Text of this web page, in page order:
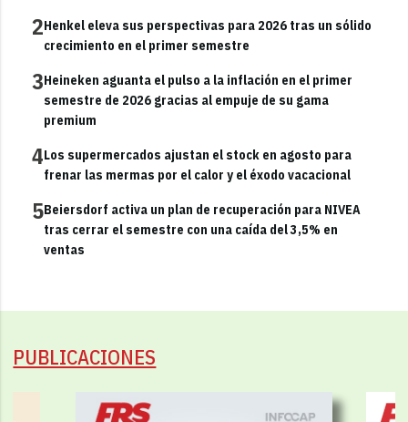
2Henkel eleva sus perspectivas para 2026 tras un sólido
crecimiento en el primer semestre
3Heineken aguanta el pulso a la inflación en el primer
semestre de 2026 gracias al empuje de su gama
premium
4Los supermercados ajustan el stock en agosto para
frenar las mermas por el calor y el éxodo vacacional
5Beiersdorf activa un plan de recuperación para NIVEA
tras cerrar el semestre con una caída del 3,5% en
ventas
PUBLICACIONES